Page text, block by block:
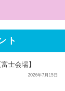
ト
士会場】
2026年7月15日